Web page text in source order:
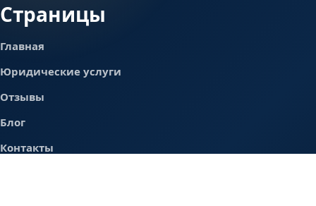
Страницы
Главная
Юридические услуги
Отзывы
Блог
Контакты